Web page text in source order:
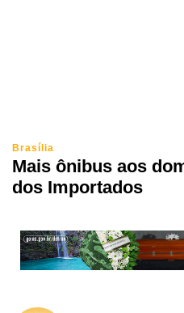
Brasília
Mais ônibus aos
dos Importados